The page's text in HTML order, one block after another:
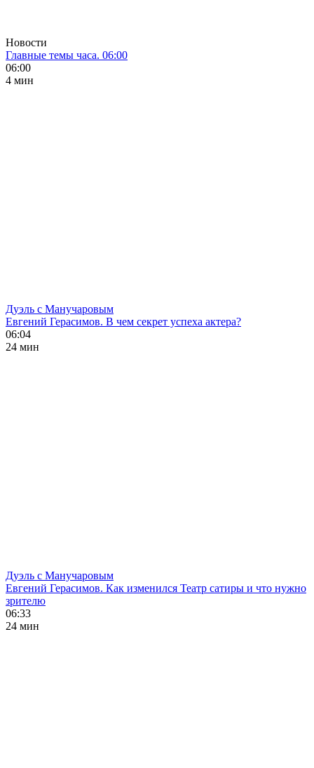
Новости
Главные темы часа. 06:00
06:00
4 мин
Дуэль с Манучаровым
Евгений Герасимов. В чем секрет успеха актера?
06:04
24 мин
Дуэль с Манучаровым
Евгений Герасимов. Как изменился Театр сатиры и что нужно
зрителю
06:33
24 мин